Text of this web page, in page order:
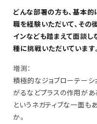
どんな部署の方も、基本
職を経験いただいて、その
インなども踏まえて面談し
種に挑戦いただいています。
増渕：
積極的なジョブローテーシ
がるなどプラスの作用が
というネガティブな一面も
か。